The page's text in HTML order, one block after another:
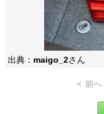
出典： maigo_2さん
< 前へ